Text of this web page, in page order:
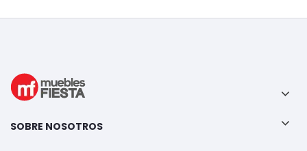
SOBRE NOSOTROS